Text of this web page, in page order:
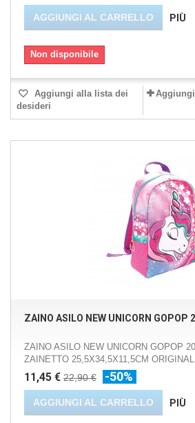
AGGIUNGI AL CARRELLO PIÙ
Non disponibile
Aggiungi alla lista dei
desideri
ZAINO ASILO NEW UNICORN GOPOP
ZAINO ASILO NEW UNICORN GOPOP
ZAINETTO 25,5X34,5X11,5CM
11,45 € 22,90 € -50%
AGGIUNGI AL CARRELLO PIÙ